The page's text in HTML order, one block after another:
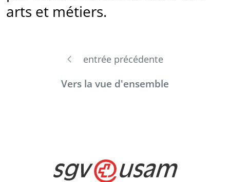
arts et métiers.
entrée précédente
Vers la vue d'ensemble